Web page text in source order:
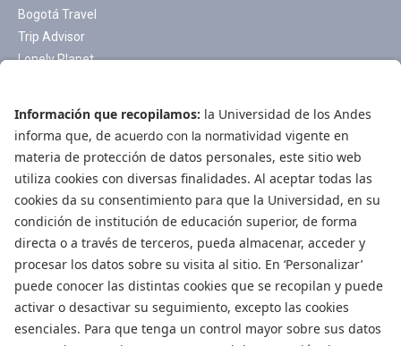
Bogotá Travel
Trip Advisor
Lonely Planet